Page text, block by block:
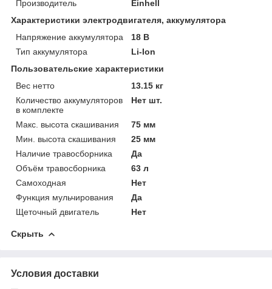
Производитель
Einhell
Характеристики электродвигателя, аккумулятора
Напряжение аккумулятора
18 В
Тип аккумулятора
Li-Ion
Пользовательские характеристики
Вес нетто
13.15 кг
Количество аккумуляторов
в комплекте
Нет шт.
Макс. высота скашивания
75 мм
Мин. высота скашивания
25 мм
Наличие травосборника
Да
Объём травосборника
63 л
Самоходная
Нет
Функция мульчирования
Да
Щеточный двигатель
Нет
Скрыть
Условия доставки